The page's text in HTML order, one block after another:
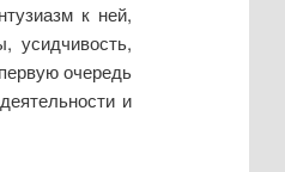
к ней,
усидчивость,
очередь
и